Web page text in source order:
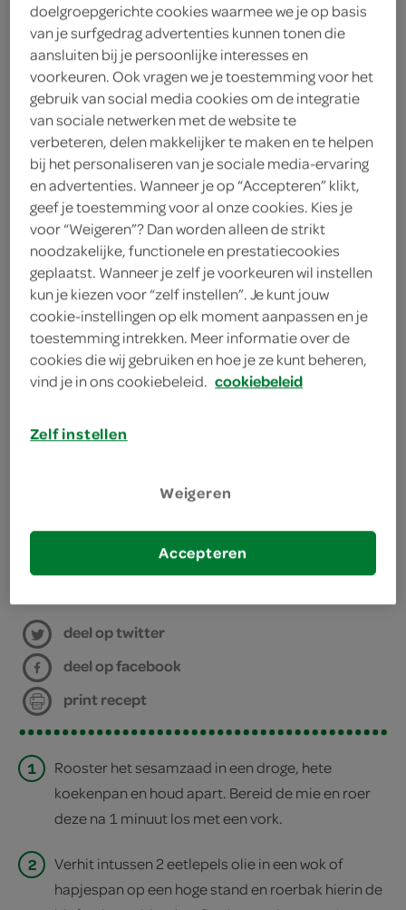
ingrediënten
6 eetlepels oestersaus
komkommer
rode peper
2 teentjes knoflook
300 gram peultjes
300 gram biefstukken
3 eetlepels zonnebloemolie
1 eetlepel sesamzaad
bereiden
deel op twitter
deel op facebook
print recept
1
Rooster het sesamzaad in een droge, hete
koekenpan en houd apart. Bereid de mie en roer
deze na 1 minuut los met een vork.
2
Verhit intussen 2 eetlepels olie in een wok of
hapjespan op een hoge stand en roerbak hierin de
doelgroepgerichte cookies waarmee we je op basis
van je surfgedrag advertenties kunnen tonen die
aansluiten bij je persoonlijke interesses en
voorkeuren. Ook vragen we je toestemming voor het
gebruik van social media cookies om de integratie
van sociale netwerken met de website te
verbeteren, delen makkelijker te maken en te helpen
bij het personaliseren van je sociale media-ervaring
en advertenties. Wanneer je op “Accepteren” klikt,
geef je toestemming voor al onze cookies. Kies je
voor “Weigeren”? Dan worden alleen de strikt
noodzakelijke, functionele en prestatiecookies
geplaatst. Wanneer je zelf je voorkeuren wil instellen
kun je kiezen voor “zelf instellen”. Je kunt jouw
cookie-instellingen op elk moment aanpassen en je
toestemming intrekken. Meer informatie over de
cookies die wij gebruiken en hoe je ze kunt beheren,
vind je in ons cookiebeleid. cookiebeleid
Zelf instellen
Weigeren
Accepteren